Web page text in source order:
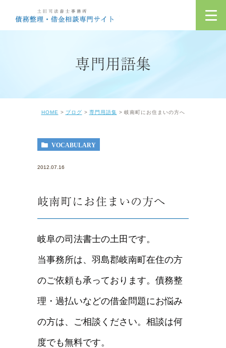
専門用語集
HOME ブログ 専門用語集 岐南町にお住まいの方へ
VOCABULARY
2012.07.16
岐南町にお住まいの方へ
岐阜の司法書士の土田です。
当事務所は、羽島郡岐南町在住の方
のご依頼も承っております。債務整
理・過払いなどの借金問題にお悩み
の方は、ご相談ください。相談は何
度でも無料です。